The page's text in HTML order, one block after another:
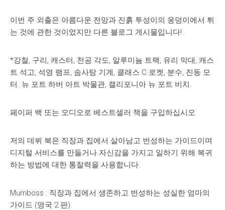
이번 주 외출은 아름다운 전망과 진흙 투성이의 웅덩이에서 튀
는 것에 관한 것이었지만 다른 블로그 게시물입니다!
*강철, 구리, 캐스터, 천공 각도, 알루미늄 트랙, 유리 막대, 캐스
트 석고, 석영 램프, 솜사탕 기계, 클래스 C 로켓, 분수, 진동 모
터. 뉴 포트 하버 아트 박물관, 캘리포니아 뉴 포트 비치.
페이퍼 백 또는 오디오로 베스트셀러 책을 구입하십시오
저의 데뷔 북은 직장과 집에서 살아남고 번성하는 가이드이며
디지털 서비스를 만들거나 자신감을 가지고 일하기 위해 복귀
하는 방법에 대한 통찰력을 사용합니다.
Mumboss : 직장과 집에서 생존하고 번성하는 성실한 엄마의
가이드 (영국 2 판)